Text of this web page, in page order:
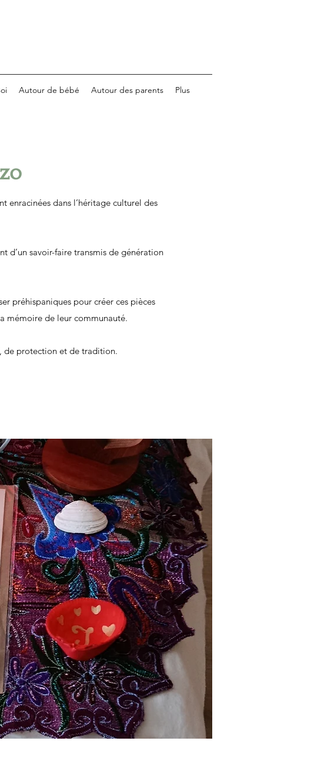
Autour de bébé Autour des parents Plus
enracinées dans l’héritage culturel des
d’un savoir-faire transmis de génération
préhispaniques pour créer ces pièces
mémoire de leur communauté.
de protection et de tradition.